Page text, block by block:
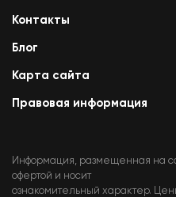
Контакты
Блог
Карта сайта
Правовая информация
Информация, размещенная на
офертой и носит
ознакомительный характер.